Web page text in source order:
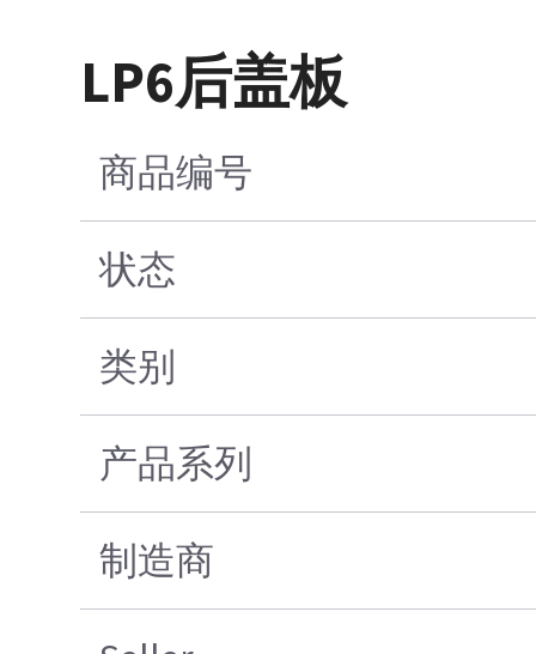
LP6后盖板
商品编号
状态
类别
产品系列
制造商